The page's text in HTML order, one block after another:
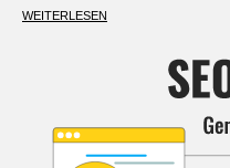
WEITERLESEN